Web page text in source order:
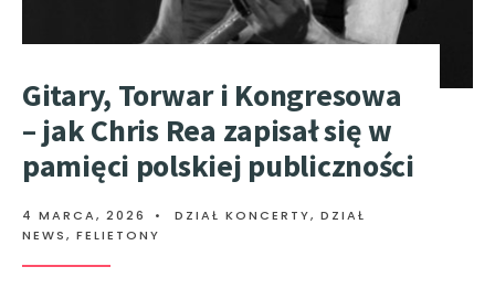
Gitary, Torwar i Kongresowa
– jak Chris Rea zapisał się w
pamięci polskiej publiczności
4 MARCA, 2026 • DZIAŁ KONCERTY, DZIAŁ
NEWS, FELIETONY